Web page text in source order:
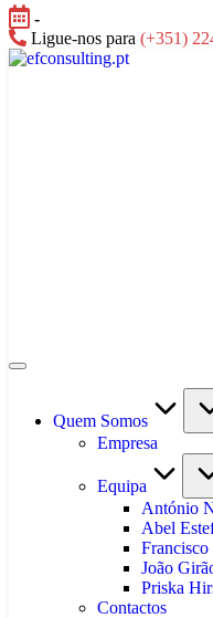
Skip
to
content
-
Ligue-nos para (+351)
efconsulting.pt
Quem Somos
Empresa
Equipa
António
Abel
João
Priska
Contactos